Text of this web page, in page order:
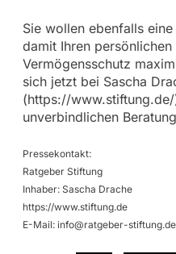
Sie wollen ebenfalls
damit Ihren
Vermögensschutz
sich jetzt bei Sascha
(https://
unverbindlichen
Pressekontakt:
Ratgeber Stiftung
Inhaber: Sascha Drache
https://www.stiftung.de
E-Mail: info@ratgeber-stiftung.de